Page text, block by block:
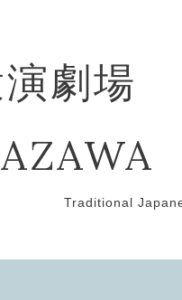
演劇
Traditional